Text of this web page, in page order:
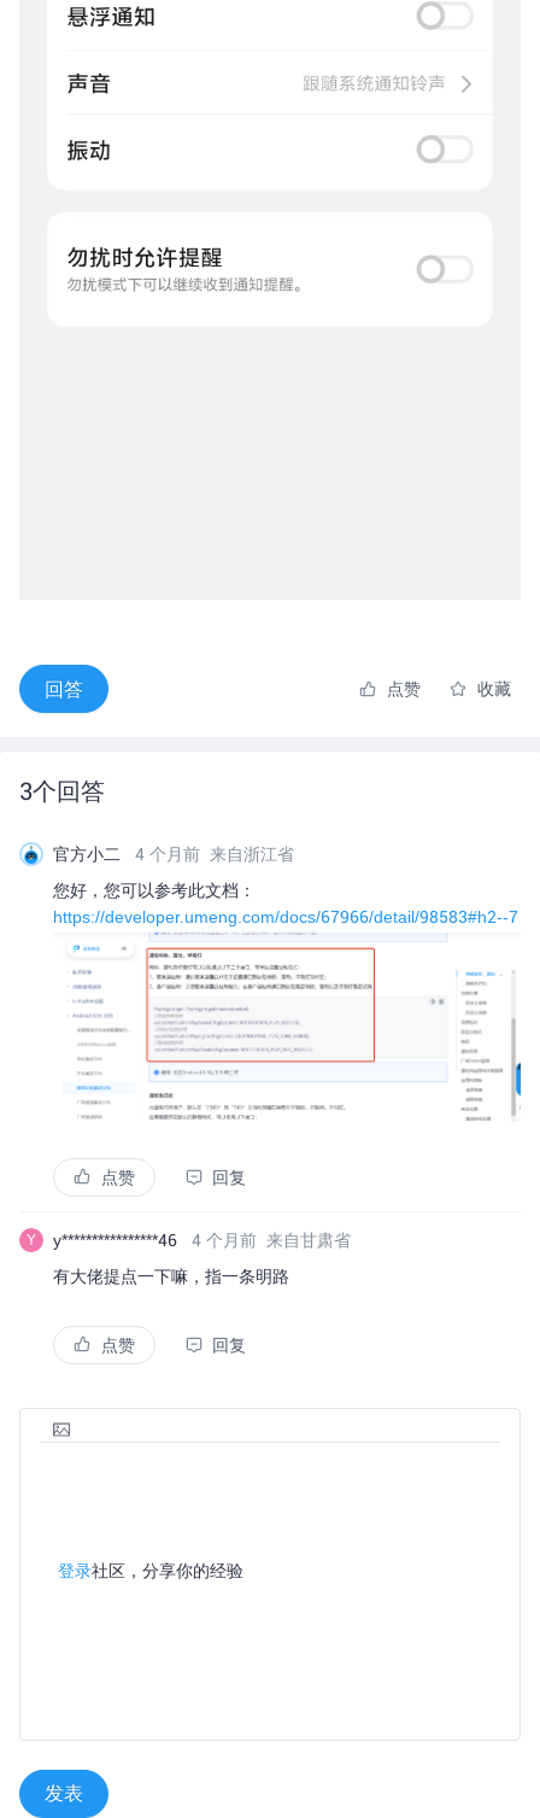
回答 点赞 收藏
3个回答
官方小二 4 个月前 来自浙江省
您好，您可以参考此文档：
https://developer.umeng.com/docs/67966/detail/98583#h2--7
点赞 回复
Y y****************46 4 个月前 来自甘肃省
有大佬提点一下嘛，指一条明路
点赞 回复
登录社区，分享你的经验
发表